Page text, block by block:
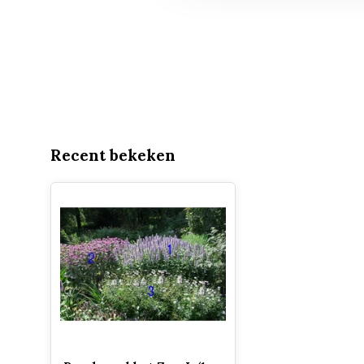
Recent bekeken